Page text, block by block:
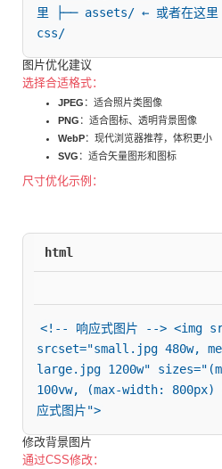
里 ├── assets/ ← 或者在这
css/
图片优化建议
选择合适格式：
JPEG ：适合照片类图像
PNG ：适合图标、透明背景图像
WebP：现代浏览器推荐，体积更小
SVG ：适合矢量图形和图标
尺寸优化示例：
html
<!-- 响应式图片 --> <img
srcset="small.jpg 480w,
large.jpg 1200w"
100vw, (max-width:
应式图片">
修改背景图片
通过CSS修改：